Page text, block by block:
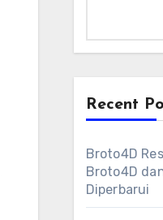
Recent
Broto4D
Broto4D
Diperbarui